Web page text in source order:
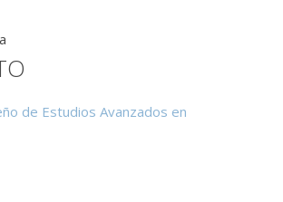
de Estudios Avanzados en